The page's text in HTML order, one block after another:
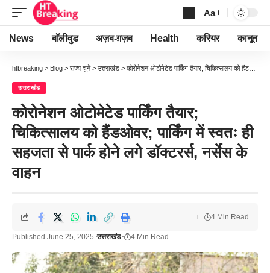
Font
Resizer
Aa
News बॉलीवुड अज़ब-ग़ज़ब Health करियर कानून
htbreaking > Blog > राज्य चुनें > उत्तराखंड > कोरोनेशन ओटोमेटेड पार्किंग तैयार; चिकित्सालय को हैंडओवर; पार्किंग में स्वतः ही सहजता से पार्क होने लगे डॉक्टरर्स, नर्सेस के वाहन
उत्तराखंड
कोरोनेशन ओटोमेटेड पार्किंग तैयार;
चिकित्सालय को हैंडओवर; पार्किंग में स्वतः ही
सहजता से पार्क होने लगे डॉक्टरर्स, नर्सेस के
वाहन
Published June 25, 2025 उत्तराखंड 4 Min Read
4 Min Read